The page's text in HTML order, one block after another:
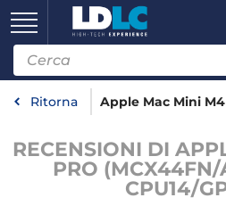
Ritorna Apple Mac Mini M4
RECENSIONI DI
PRO
CPU14/